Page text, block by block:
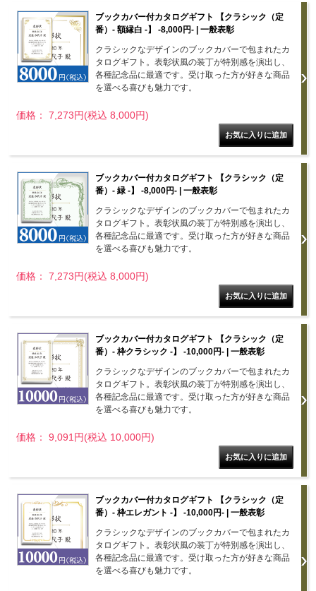
ブックカバー付カタログギフト 【クラシック（定
番）- 額縁白 -】 -8,000円- | 一般表彰
クラシックなデザインのブックカバーで包まれたカ
タログギフト。表彰状風の装丁が特別感を演出し、
各種記念品に最適です。受け取った方が好きな商品
を選べる喜びも魅力です。
価格： 7,273円(税込 8,000円)
ブックカバー付カタログギフト 【クラシック（定
番）- 緑 -】 -8,000円- | 一般表彰
クラシックなデザインのブックカバーで包まれたカ
タログギフト。表彰状風の装丁が特別感を演出し、
各種記念品に最適です。受け取った方が好きな商品
を選べる喜びも魅力です。
価格： 7,273円(税込 8,000円)
ブックカバー付カタログギフト 【クラシック（定
番）- 枠クラシック -】 -10,000円- | 一般表彰
クラシックなデザインのブックカバーで包まれたカ
タログギフト。表彰状風の装丁が特別感を演出し、
各種記念品に最適です。受け取った方が好きな商品
を選べる喜びも魅力です。
価格： 9,091円(税込 10,000円)
ブックカバー付カタログギフト 【クラシック（定
番）- 枠エレガント -】 -10,000円- | 一般表彰
クラシックなデザインのブックカバーで包まれたカ
タログギフト。表彰状風の装丁が特別感を演出し、
各種記念品に最適です。受け取った方が好きな商品
を選べる喜びも魅力です。